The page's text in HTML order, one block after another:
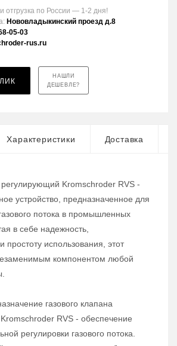
отгрузка по России — 1-2 дня!
Нововладыкинский проезд д.8
05-03
rus.ru
НАШЛИ
ДЕШЕВЛЕ?
Характеристики Доставка
регулирующий Kromschroder RVS -
устройство, предназначенное для
потока в промышленных
в себе надежность,
простоту использования, этот
компонентом любой
газового клапана
RVS - обеспечение
регулировки газового потока.